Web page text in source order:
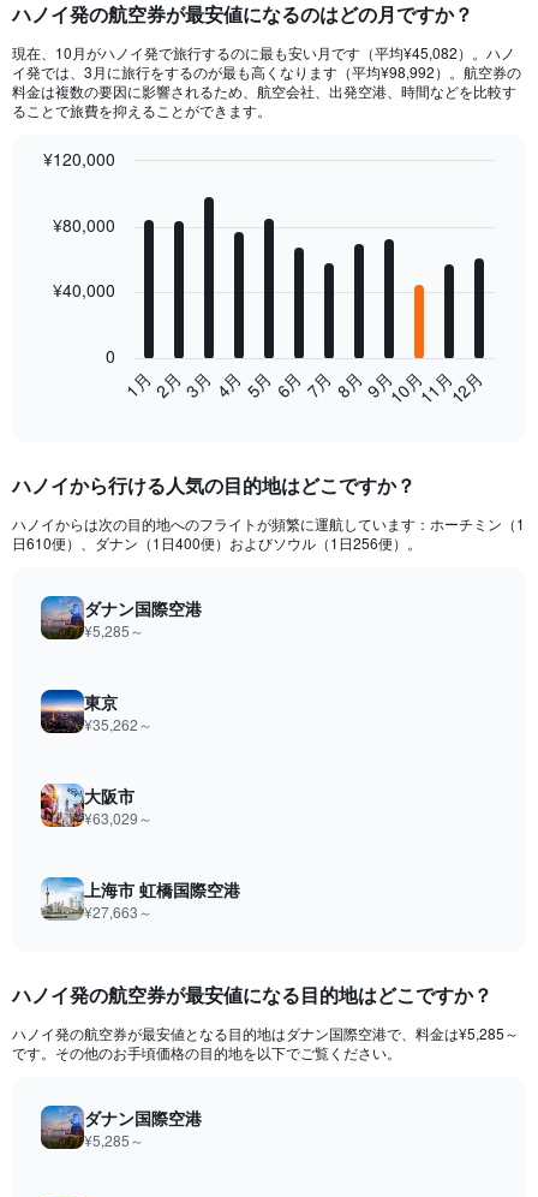
ハノイ発の航空券が最安値になるのはどの月ですか？
現在、10月がハノイ​発で旅行するのに最も安い月です（平均¥45,082）。ハノ
イ​発では、3月​に旅行をするのが最も高くなります（平均¥98,992）。航空券の
料金は複数の要因に影響されるため、航空会社、出発空港、時間などを比較す
ることで旅費を抑えることができます。
with
Range:
12
categories.
has
displaying
values.
to
120000.
1月2月3月 4月 5月 6月7月 8月9月10月11月12月
0
¥40,000
¥80,000
¥120,000
ハノイから行ける人気の目的地はどこですか？
ハノイからは次の目的地へのフライトが頻繁に運航しています：ホーチミン（1
日610便）、ダナン（1日400便）およびソウル（1日256便）。
ダナン国際空港
¥5,285​～
東京
¥35,262​～
大阪市
¥63,029​～
上海市 虹橋国際空港
¥27,663​～
ハノイ​発の航空券が最安値になる目的地はどこですか？
ハノイ発の航空券が最安値となる目的地はダナン国際空港で、料金は¥5,285～
です。その他のお手頃価格の目的地を以下でご覧ください。
ダナン国際空港
¥5,285​～